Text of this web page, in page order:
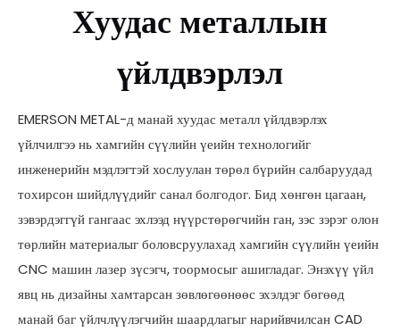
Хуудас металлын
үйлдвэрлэл
EMERSON METAL-д манай хуудас металл үйлдвэрлэх
үйлчилгээ нь хамгийн сүүлийн үеийн технологийг
инженерийн мэдлэгтэй хослуулан төрөл бүрийн салбаруудад
тохирсон шийдлүүдийг санал болгодог. Бид хөнгөн цагаан,
зэвэрдэггүй гангаас эхлээд нүүрстөрөгчийн ган, зэс зэрэг олон
төрлийн материалыг боловсруулахад хамгийн сүүлийн үеийн
CNC машин лазер зүсэгч, тоормосыг ашигладаг. Энэхүү үйл
явц нь дизайны хамтарсан зөвлөгөөнөөс эхэлдэг бөгөөд
манай баг үйлчлүүлэгчийн шаардлагыг нарийвчилсан CAD